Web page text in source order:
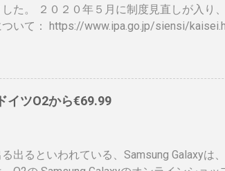
た。 ２０２０年５月に制度見直しが入り
ついて： https://www.ipa.go.jp/siensi/
年数によりグリーン、ブルー、ゴールドと
でもこれって、せっかく作ったのに、今
www.ipa.go.jp/siensi/toberiss/index.html
公開番号なので大丈夫です。 ※名前は、
がかかるので、講習等でお金を払うタイミ
イツO2から€69.99
る出るといわれている、Samsung Galaxyは